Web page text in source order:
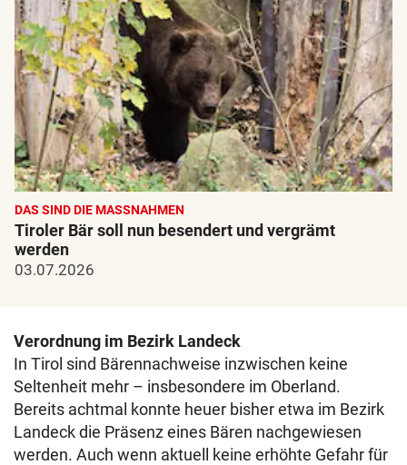
DAS SIND DIE MASSNAHMEN
Tiroler Bär soll nun besendert und vergrämt
werden
03.07.2026
Verordnung im Bezirk Landeck
In Tirol sind Bärennachweise inzwischen keine
Seltenheit mehr – insbesondere im Oberland.
Bereits achtmal konnte heuer bisher etwa im Bezirk
Landeck die Präsenz eines Bären nachgewiesen
werden. Auch wenn aktuell keine erhöhte Gefahr für